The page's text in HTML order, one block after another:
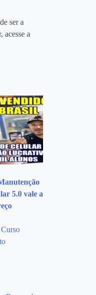
ser a
acesse a
5.0 vale a